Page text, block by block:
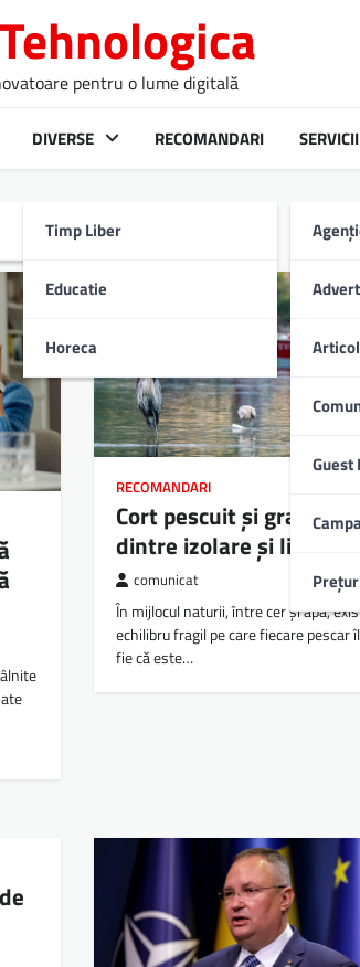
pentru o lume digitală
DIVERSE
Timp Liber
Educatie
Horeca
RECOMANDARI SERVICII
Guest
RECOMANDARI
Cort pescuit și granița
dintre izolare și libertate
comunicat
În mijlocul naturii, între cer și apă,
echilibru fragil pe care fiecare pescar
fie că este…